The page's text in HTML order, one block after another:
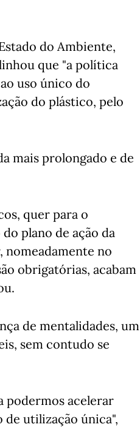
do Ambiente,
que "a política
uso único do
do plástico, pelo
mais prolongado e de
quer para o
plano de ação da
no
obrigatórias, acabam
de mentalidades, um
sem contudo se
podermos acelerar
utilização única",